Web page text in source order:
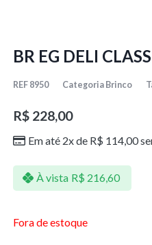
BR EG DELI
REF 8950 Categoria Brinco
R$228,00
Em até 2x de R$ 114,00
À vista R$ 216,60
Fora de estoque